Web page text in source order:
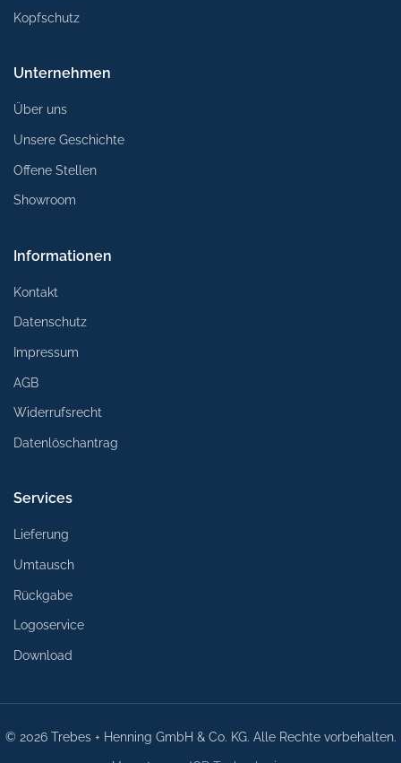
Kopfschutz
Unternehmen
Über uns
Unsere Geschichte
Offene Stellen
Showroom
Informationen
Kontakt
Datenschutz
Impressum
AGB
Widerrufsrecht
Datenlöschantrag
Services
Lieferung
Umtausch
Rückgabe
Logoservice
Download
© 2026 Trebes + Henning GmbH & Co. KG. Alle Rechte vorbehalten.